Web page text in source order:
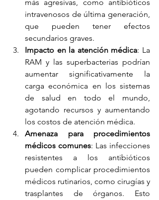
más agresivas, como antibióticos
intravenosos de última generación,
que pueden tener efectos
secundarios graves.
Impacto en la atención médica: La
RAM y las superbacterias podrían
aumentar significativamente la
carga económica en los sistemas
de salud en todo el mundo,
agotando recursos y aumentando
los costos de atención médica.
Amenaza para procedimientos
médicos comunes: Las infecciones
resistentes a los antibióticos
pueden complicar procedimientos
médicos rutinarios, como cirugías y
trasplantes de órganos. Esto